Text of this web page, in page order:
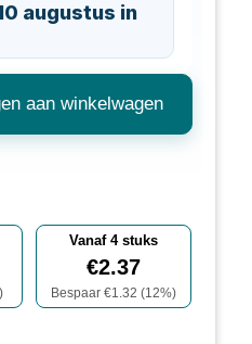
augustus in
aan winkelwagen
Vanaf4stuks
€2.37
Bespaar €1.32 (12%)